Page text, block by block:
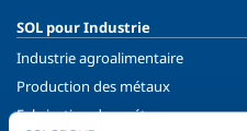
SOL pour Industrie
Industrie agroalimentaire
Production des métaux
Fabrication des métaux